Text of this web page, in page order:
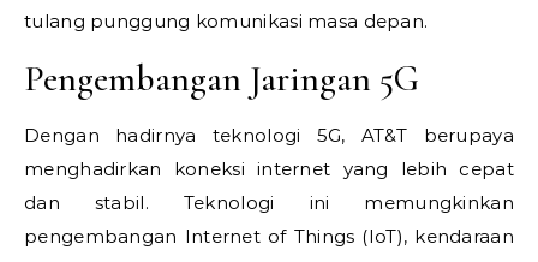
tulang punggung komunikasi masa depan.
Pengembangan Jaringan 5G
Dengan hadirnya teknologi 5G, AT&T berupaya
menghadirkan koneksi internet yang lebih cepat
dan stabil. Teknologi ini memungkinkan
pengembangan Internet of Things (IoT), kendaraan